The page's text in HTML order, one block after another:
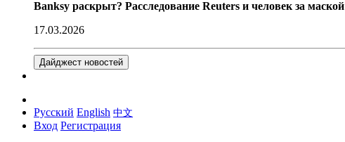
Banksy раскрыт? Расследование Reuters и человек за маской
17.03.2026
Дайджест новостей
Русский English 中文
Вход Регистрация